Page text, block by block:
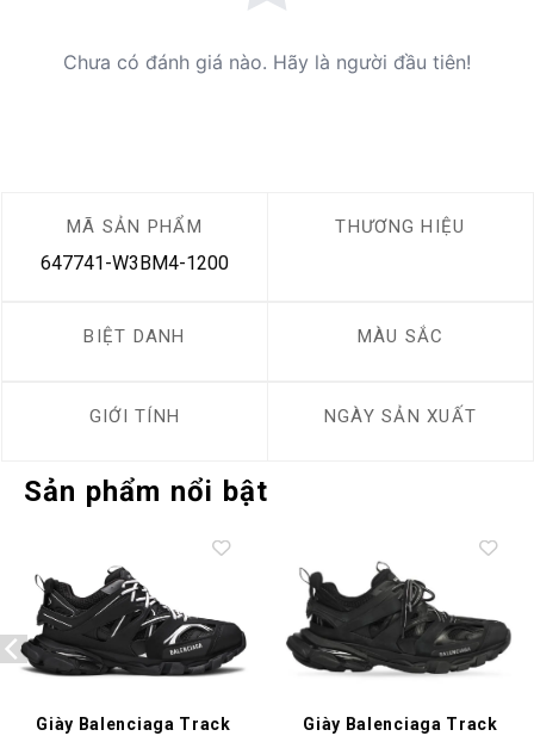
Chưa có đánh giá nào. Hãy là người đầu tiên!
MÃ SẢN PHẨM
647741-W3BM4-1200
THƯƠNG HIỆU
BIỆT DANH MÀU SẮC
GIỚI TÍNH NGÀY SẢN XUẤT
Sản phẩm nổi bật
Add to
wishlist
Giày Balenciaga Track
Add to
wishlist
Giày Balenciaga Track